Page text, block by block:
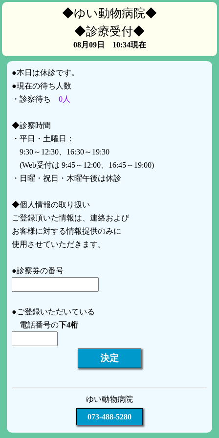
◆ゆい動物病院◆
◆診療受付◆
08月09日 10:34現在
●本日は休診です。
●現在の待ち人数
・診察待ち 0人
◆診察時間
・平日・土曜日：
9:30～12:30、16:30～19:30
(Web受付は 9:45～12:00、16:45～19:00)
・日曜・祝日・木曜午後は休診
◆個人情報の取り扱い
ご登録頂いた情報は、連絡および
お客様に対する情報提供のみに
使用させていただきます。
●診察券の番号
●ご登録いただいている
電話番号の下4桁
ゆい動物病院
073-488-5280